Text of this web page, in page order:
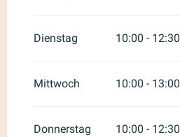
Dienstag 10:00 - 12:30
Mittwoch 10:00 - 13:00
Donnerstag 10:00 - 12:30